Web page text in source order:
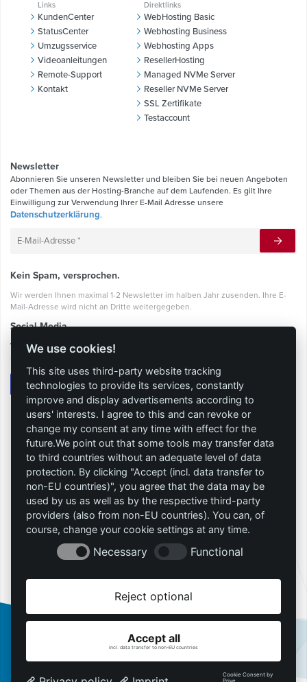
Links
KundenCenter
StatusCenter
Umzugsservice
Videoanleitungen
Remote-Support
Kontakt
Direktlinks
WebHosting Basic
Webhosting Business
Webhosting Apps
ResellerHosting
Managed NVMe Server
Reseller NVMe Server
SSL Zertifikate
Testaccount
Newsletter
Abonnieren Sie unseren Newsletter und bleiben Sie bei neuen Angeboten
oder Themen aus der Hosting-Branche auf dem Laufenden. Es gilt Ihre
Einwilligung zur Verwendung Ihrer E-Mail Adresse unsere
Datenschutzerklärung.
Kein Spam, versprochen.
Wir werden Ihnen maximal 1-2 Newsletter im halben Jahr zusenden. Ihre E-
Mail-Adresse wird nicht an Dritte weitergegeben.
Social Media
Werden Sie ein RockingHoster und bleiben Sie mit uns in Kontakt über
Allgemeine Geschäftsbedingungen
Datenschutz
Widerrufsrecht
Vertrag widerrufen
Vertrag kündigen
DSA-Meldung
We use cookies!
This site uses third-party website tracking
technologies to provide its services, constantly
improve and display advertisements according to
users' interests. I agree to this and can revoke or
change my consent at any time with effect for the
future.We point out that some tools may transfer data
to third countries without an adequate level of data
protection. By clicking "Accept (incl. data transfer to
non-EU countries)", you agree that the data may be
used by us as well as by the respective third-party
providers (also from non-EU countries). You can, of
course, change your cookie settings at any time.
Necessary Functional
Reject optional
Accept all
incl. data transfer to non-EU countries
Cookie Consent by
Prive